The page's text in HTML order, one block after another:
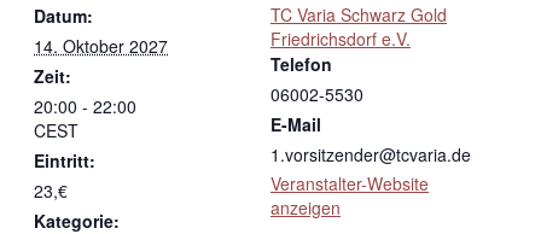
Datum:
14. Oktober 2027
Zeit:
20:00 - 22:00
CEST
Eintritt:
23,€
Kategorie:
TC Varia Schwarz Gold
Friedrichsdorf e.V.
Telefon
06002-5530
E-Mail
1.vorsitzender@tcvaria.de
Veranstalter-Website
anzeigen